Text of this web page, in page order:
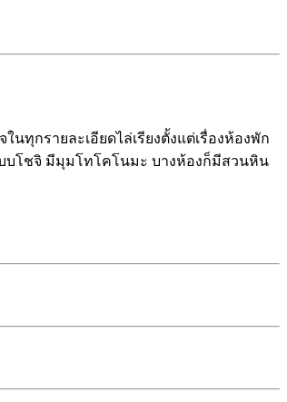
ทุกรายละเอียดไล่เรียงตั้งแต่เรื่องห้องพัก
บโชจิ มีมุมโทโคโนมะ บางห้องก็มีสวนหิน